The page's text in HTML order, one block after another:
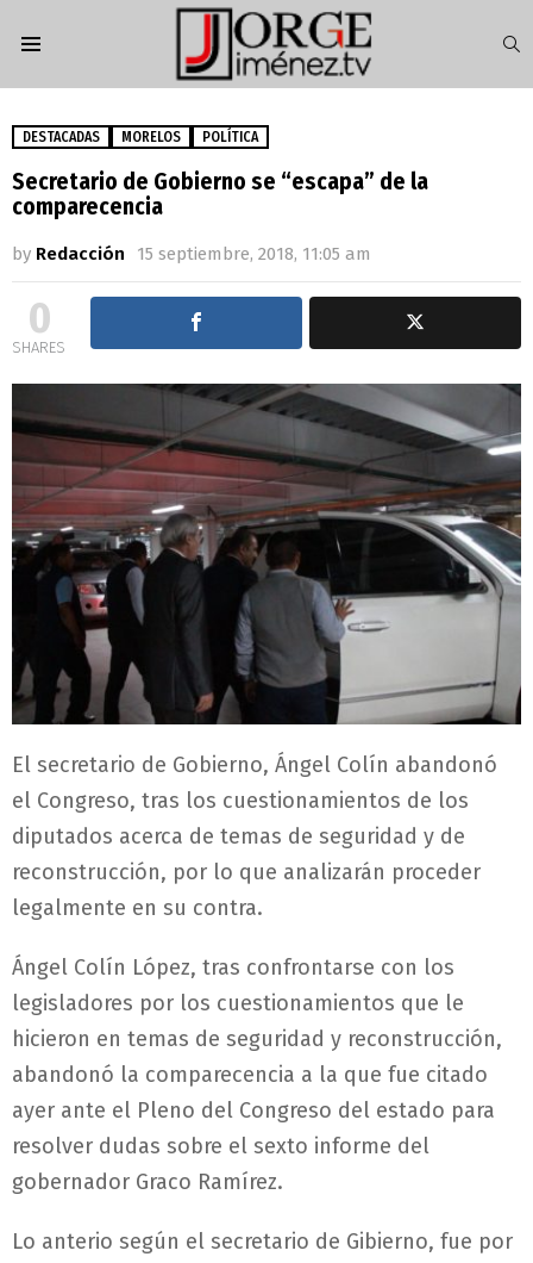
DESTACADAS MORELOS POLÍTICA
Secretario de Gobierno se “escapa” de la
comparecencia
by Redacción 15 septiembre, 2018, 11:05 am
0
SHARES
El secretario de Gobierno, Ángel Colín abandonó
el Congreso, tras los cuestionamientos de los
diputados acerca de temas de seguridad y de
reconstrucción, por lo que analizarán proceder
legalmente en su contra.
Ángel Colín López, tras confrontarse con los
legisladores por los cuestionamientos que le
hicieron en temas de seguridad y reconstrucción,
abandonó la comparecencia a la que fue citado
ayer ante el Pleno del Congreso del estado para
resolver dudas sobre el sexto informe del
gobernador Graco Ramírez.
Lo anterio según el secretario de Gibierno, fue por